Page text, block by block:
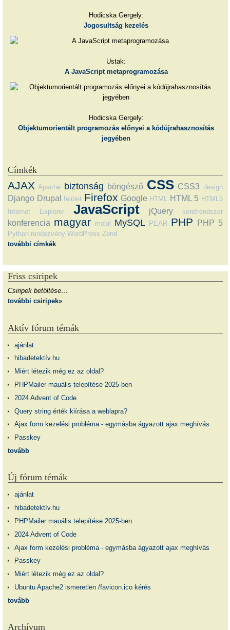
Hodicska Gergely:
Jogosultság kezelés
Ustak:
A JavaScript metaprogramozása
Hodicska Gergely:
Objektumorientált programozás előnyei a kódújrahasznosítás
jegyében
Címkék
AJAX Apache biztonság böngésző CSS CSS3 design
Django Drupal felület Firefox Google HTML HTML 5 HTML5
Internet Explorer
JavaScript jQuery keretrendszer
konferencia magyar mobil MySQL PEAR PHP PHP 5
Python rendezvény WordPress Zend
további címkék
Friss csiripek
Csiripek betöltése…
további csiripek»
Aktív fórum témák
ajánlat
hibadetektív.hu
Miért létezik még ez az oldal?
PHPMailer mauális telepítése 2025-ben
2024 Advent of Code
Query string érték kiírása a weblapra?
Ajax form kezelési probléma - egymásba ágyazott ajax meghívás
Passkey
tovább
Új fórum témák
ajánlat
hibadetektív.hu
PHPMailer mauális telepítése 2025-ben
2024 Advent of Code
Ajax form kezelési probléma - egymásba ágyazott ajax meghívás
Passkey
Miért létezik még ez az oldal?
Ubuntu Apache2 ismeretlen /favicon.ico kérés
tovább
Archívum